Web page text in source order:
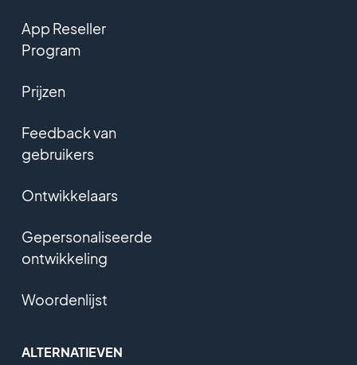
App Reseller
Program
Prijzen
Feedback van
gebruikers
Ontwikkelaars
Gepersonaliseerde
ontwikkeling
Woordenlijst
ALTERNATIEVEN